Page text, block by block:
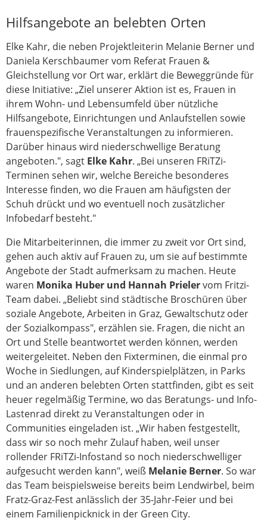
Hilfsangebote an belebten Orten
Elke Kahr, die neben Projektleiterin Melanie Berner und
Daniela Kerschbaumer vom Referat Frauen &
Gleichstellung vor Ort war, erklärt die Beweggründe für
diese Initiative: „Ziel unserer Aktion ist es, Frauen in
ihrem Wohn- und Lebensumfeld über nützliche
Hilfsangebote, Einrichtungen und Anlaufstellen sowie
frauenspezifische Veranstaltungen zu informieren.
Darüber hinaus wird niederschwellige Beratung
angeboten.", sagt Elke Kahr. „Bei unseren FRiTZi-
Terminen sehen wir, welche Bereiche besonderes
Interesse finden, wo die Frauen am häufigsten der
Schuh drückt und wo eventuell noch zusätzlicher
Infobedarf besteht."
Die Mitarbeiterinnen, die immer zu zweit vor Ort sind,
gehen auch aktiv auf Frauen zu, um sie auf bestimmte
Angebote der Stadt aufmerksam zu machen. Heute
waren Monika Huber und Hannah Prielervom Fritzi-
Team dabei. „Beliebt sind städtische Broschüren über
soziale Angebote, Arbeiten in Graz, Gewaltschutz oder
der Sozialkompass", erzählen sie. Fragen, die nicht an
Ort und Stelle beantwortet werden können, werden
weitergeleitet. Neben den Fixterminen, die einmal pro
Woche in Siedlungen, auf Kinderspielplätzen, in Parks
und an anderen belebten Orten stattfinden, gibt es seit
heuer regelmäßig Termine, wo das Beratungs- und Info-
Lastenrad direkt zu Veranstaltungen oder in
Communities eingeladen ist. „Wir haben festgestellt,
dass wir so noch mehr Zulauf haben, weil unser
rollender FRiTZi-Infostand so noch niederschwelliger
aufgesucht werden kann", weiß Melanie Berner. So war
das Team beispielsweise bereits beim Lendwirbel, beim
Fratz-Graz-Fest anlässlich der 35-Jahr-Feier und bei
einem Familienpicknick in der Green City.